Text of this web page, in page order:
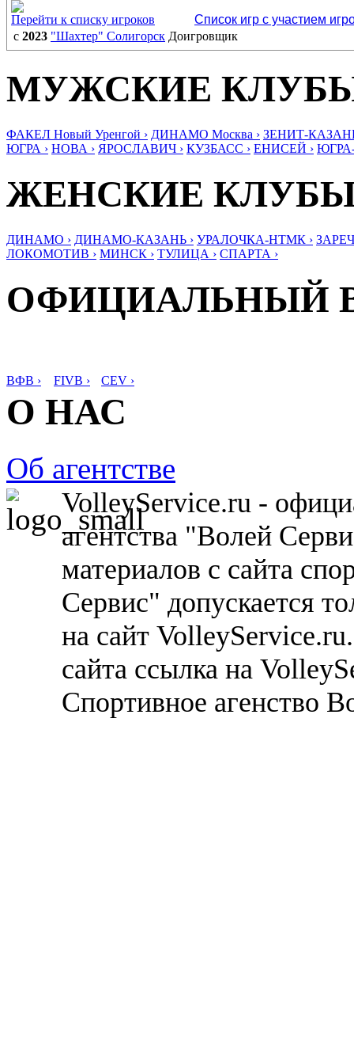
Перейти к списку игроков
Список игр с участием
с 2023 "Шахтер" Солигорск Доигровщик
МУЖСКИЕ
ФАКЕЛ Новый Уренгой › ДИНАМО Москва › ЗЕНИТ-
ЮГРА › НОВА › ЯРОСЛАВИЧ › КУЗБАСС › ЕНИСЕЙ ›
ЖЕНСКИЕ
ДИНАМО › ДИНАМО-КАЗАНЬ › УРАЛОЧКА-НТМК ›
ЛОКОМОТИВ › МИНСК › ТУЛИЦА › СПАРТА ›
ОФИЦИАЛЬНЫЙ
ВФВ › FIVB › CEV ›
О НАС
Об агентстве
VolleyService.ru -
агентства "Волей
материалов с сайта
Сервис" допускается
на сайт
сайта ссылка на
Спортивное агенство